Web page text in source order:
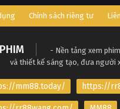
Chính sách riêng tư
- Nền tảng xem
và thiết kế sáng tạo, đưa người
mm88.today/ https://